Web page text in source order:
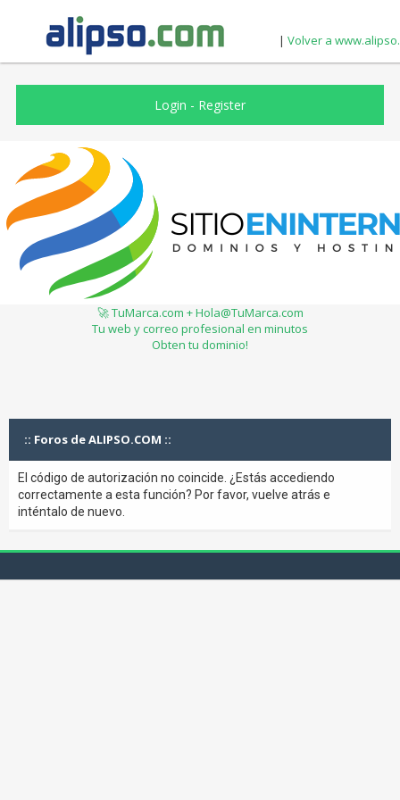
| Volver a
Login - Register
🚀 TuMarca.com + Hola@TuMarca.com
Tu web y correo profesional en minutos
Obten tu dominio!
:: Foros de ALIPSO.COM ::
El código de autorización no coincide. ¿Estás accediendo
correctamente a esta función? Por favor, vuelve atrás e
inténtalo de nuevo.